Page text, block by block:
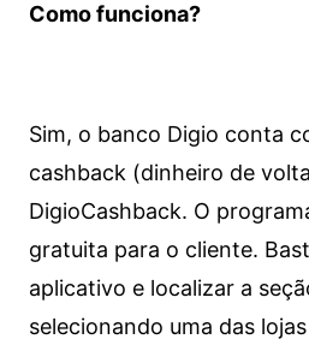
Como funciona?
Sim, o banco Digio conta
cashback (dinheiro de
DigioCashback. O
gratuita para o cliente.
aplicativo e localizar a
selecionando uma das